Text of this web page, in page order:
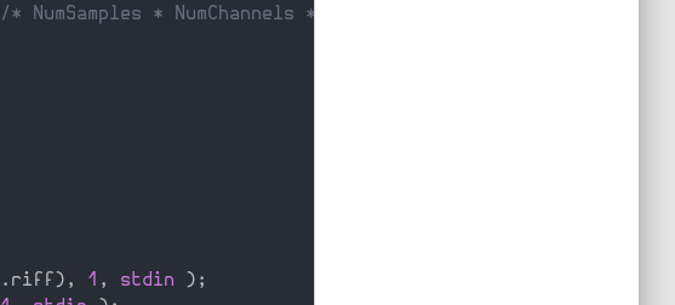
/* NumSamples * NumChannels * BitsPerSample/8 - size of
. riff ) , 1 , stdin ) ;